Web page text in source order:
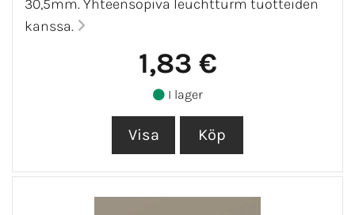
30,5mm. Yhteensopiva leuchtturm tuotteiden
kanssa.
1,83 €
I lager